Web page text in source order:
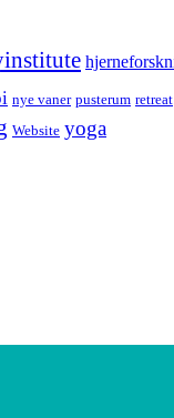
nye vaner pusterum retreat
Website yoga